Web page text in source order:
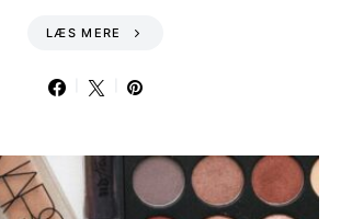
LÆS MERE